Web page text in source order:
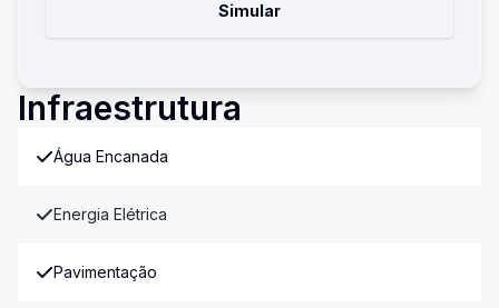
Simular
Infraestrutura
Água Encanada
Energia Elétrica
Pavimentação